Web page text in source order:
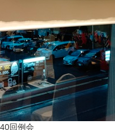
回例会